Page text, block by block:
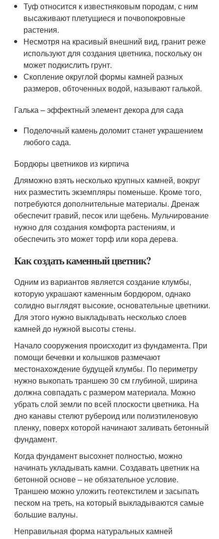
Туф относится к известняковым породам, с ним
высаживают плетущиеся и почвопокровные
растения.
Несмотря на красивый внешний вид, гранит реже
используют для создания цветника, поскольку он
может подкислить грунт.
Скопление округлой формы камней разных
размеров, обточенных водой, называют галькой.
Галька – эффектный элемент декора для сада
Поделочный камень доломит станет украшением
любого сада.
Бордюры цветников из кирпича
Дляможно взять несколько крупных камней, вокруг
них разместить экземпляры поменьше. Кроме того,
потребуются дополнительные материалы. Дренаж
обеспечит гравий, песок или щебень. Мульчирование
нужно для создания комфорта растениям, и
обеспечить это может торф или кора дерева.
Как создать каменный цветник?
Одним из вариантов является создание клумбы,
которую украшают каменным бордюром, однако
солидно выглядят высокие, основательные цветники.
Для этого нужно выкладывать несколько слоев
камней до нужной высоты стены.
Начало сооружения происходит из фундамента. При
помощи бечевки и колышков размечают
местонахождение будущей клумбы. По периметру
нужно выкопать траншею 30 см глубиной, ширина
должна совпадать с размером материала. Можно
убрать слой земли по всей плоскости цветника. На
дно канавы стелют рубероид или полиэтиленовую
пленку, поверх которой начинают заливать бетонный
фундамент.
Когда фундамент высохнет полностью, можно
начинать укладывать камни. Создавать цветник на
бетонной основе – не обязательное условие.
Траншею можно уложить геотекстилем и засыпать
песком на треть, на который выкладываются самые
большие валуны.
Неправильная форма натуральных камней